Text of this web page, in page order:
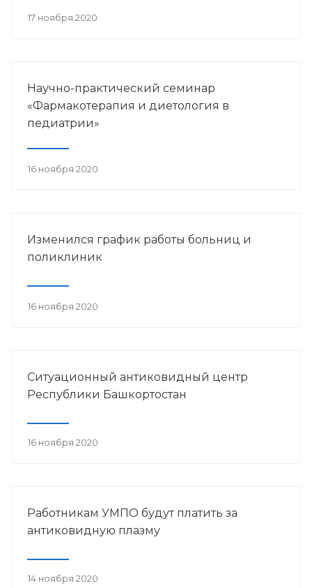
17 ноября 2020
Научно-практический семинар
«Фармакотерапия и диетология в
педиатрии»
16 ноября 2020
Изменился график работы больниц и
поликлиник
16 ноября 2020
Ситуационный антиковидный центр
Республики Башкортостан
16 ноября 2020
Работникам УМПО будут платить за
антиковидную плазму
14 ноября 2020